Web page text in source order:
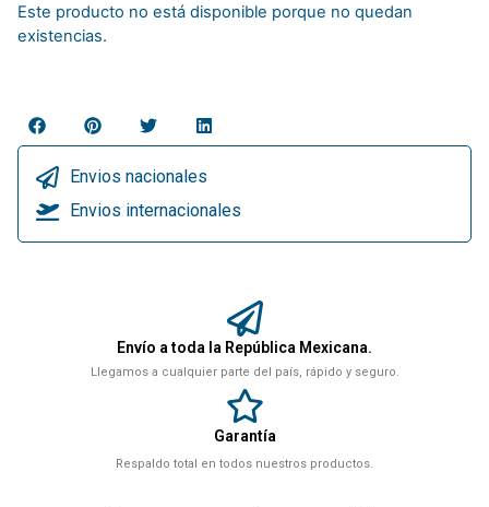
Este producto no está disponible porque no quedan
existencias.
Envios nacionales
Envios internacionales
Envío a toda la República Mexicana.
Llegamos a cualquier parte del país, rápido y seguro.
Garantía
Respaldo total en todos nuestros productos.